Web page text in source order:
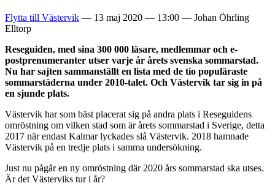
Flytta till Västervik — 13 maj 2020 — 13:00 — Johan Öhrling
Elltorp
Reseguiden, med sina 300 000 läsare, medlemmar och e-
postprenumeranter utser varje år årets svenska sommarstad.
Nu har sajten sammanställt en lista med de tio populäraste
sommarstäderna under 2010-talet. Och Västervik tar sig in på
en sjunde plats.
Västervik har som bäst placerat sig på andra plats i Reseguidens
omröstning om vilken stad som är årets sommarstad i Sverige, detta
2017 när endast Kalmar lyckades slå Västervik. 2018 hamnade
Västervik på en tredje plats i samma undersökning.
Just nu pågår en ny omröstning där 2020 års sommarstad ska utses.
Är det Västerviks tur i år?